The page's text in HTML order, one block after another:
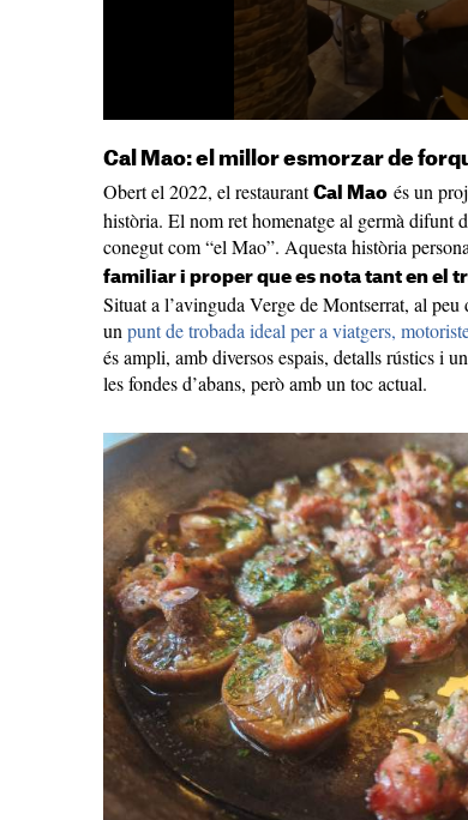
Cal Mao: el millor esmorzar de
Obert el 2022, el restaurant Cal Mao és un
història. El nom ret homenatge al germà difunt
conegut com “el Mao”. Aquesta història
familiar i proper que es nota tant en el
Situat a l’avinguda Verge de Montserrat, al
un punt de trobada ideal per a viatgers,
és ampli, amb diversos espais, detalls rústics i
les fondes d’abans, però amb un toc actual.